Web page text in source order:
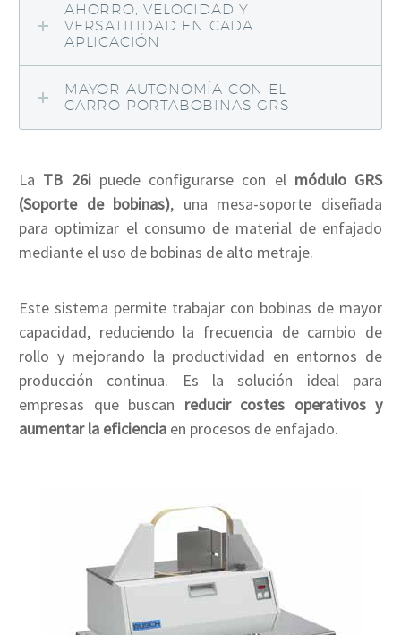
AHORRO, VELOCIDAD Y
VERSATILIDAD EN CADA
APLICACIÓN
MAYOR AUTONOMÍA CON EL
CARRO PORTABOBINAS GRS
La TB 26ipuede configurarse con el módulo GRS
(Soporte de bobinas), una mesa-soporte diseñada
para optimizar el consumo de material de enfajado
mediante el uso de bobinas de alto metraje.
Este sistema permite trabajar con bobinas de mayor
capacidad, reduciendo la frecuencia de cambio de
rollo y mejorando la productividad en entornos de
producción continua. Es la solución ideal para
empresas que buscan reducir costes operativos y
aumentar la eficiencia en procesos de enfajado.